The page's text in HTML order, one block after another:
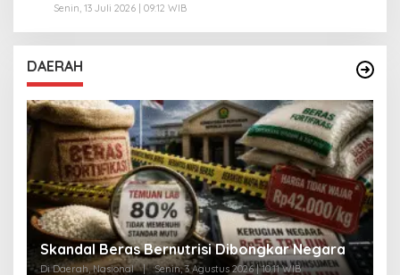
Senin, 13 Juli 2026 | 09:12 WIB
DAERAH
Skandal Beras Bernutrisi Dibongkar Negara
Di Daerah, Nasional | Senin, 3 Agustus 2026 | 10:11 WIB